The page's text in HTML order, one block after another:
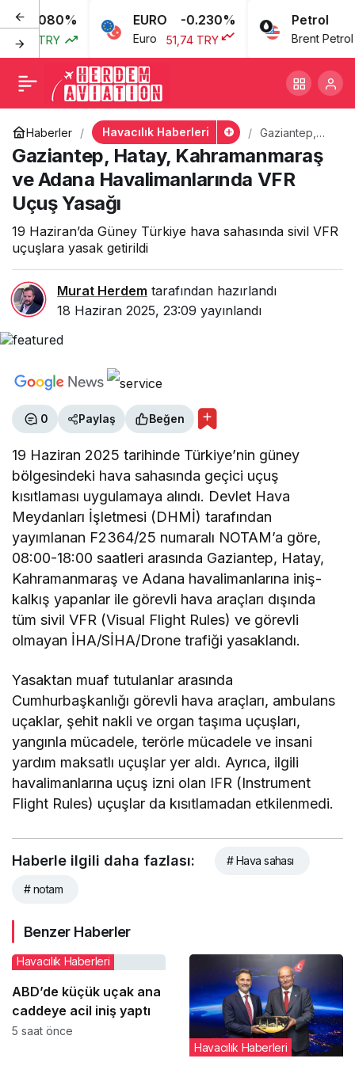
0.080%
TRY
EURO -0.230%
Euro 51,74 TRY
Petrol
Brent Petrol
Haberler Havacılık Haberleri
Gaziantep,
Kahramanmar
aş ve Adana
Havalimanların
Gaziantep, Hatay, Kahramanmaraş
ve Adana Havalimanlarında VFR
Uçuş Yasağı
19 Haziran’da Güney Türkiye hava sahasında sivil VFR
uçuşlara yasak getirildi
Murat Herdem tarafından hazırlandı
18 Haziran 2025, 23:09 yayınlandı
0 Paylaş Beğen
19 Haziran 2025 tarihinde Türkiye’nin güney
bölgesindeki hava sahasında geçici uçuş
kısıtlaması uygulamaya alındı. Devlet Hava
Meydanları İşletmesi (DHMİ) tarafından
yayımlanan F2364/25 numaralı NOTAM’a göre,
08:00-18:00 saatleri arasında Gaziantep, Hatay,
Kahramanmaraş ve Adana havalimanlarına iniş-
kalkış yapanlar ile görevli hava araçları dışında
tüm sivil VFR (Visual Flight Rules) ve görevli
olmayan İHA/SİHA/Drone trafiği yasaklandı.
Yasaktan muaf tutulanlar arasında
Cumhurbaşkanlığı görevli hava araçları, ambulans
uçaklar, şehit nakli ve organ taşıma uçuşları,
yangınla mücadele, terörle mücadele ve insani
yardım maksatlı uçuşlar yer aldı. Ayrıca, ilgili
havalimanlarına uçuş izni olan IFR (Instrument
Flight Rules) uçuşlar da kısıtlamadan etkilenmedi.
Gaziantep, Hatay,
Kahramanmaraş ve Adana
Havalimanlarında VFR
Uçuş Yasağı
- 0
Haberle ilgili daha fazlası: # Hava sahası
# notam
Benzer Haberler
ABD’de küçük uçak ana
caddeye acil iniş yaptı
Havacılık Haberleri
5 saat önce
Havacılık Haberleri